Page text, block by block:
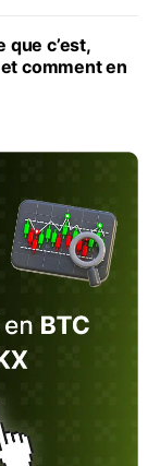
que c’est,
comment en